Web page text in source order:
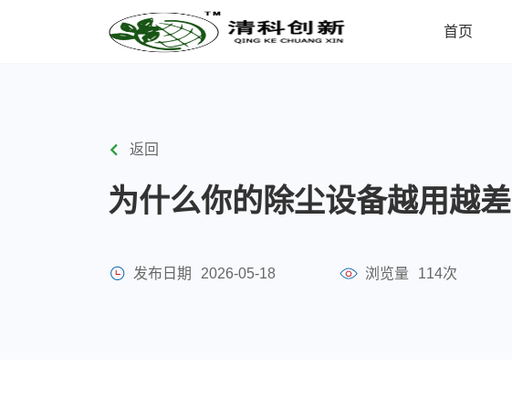
首页
返回
为什么你的除尘设备越用越差
发布日期 2026-05-18 浏览量 114次